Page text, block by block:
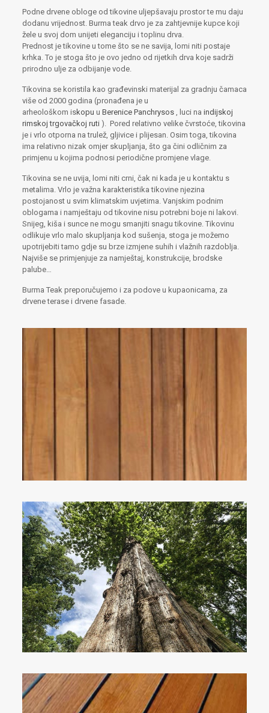
Podne drvene obloge od tikovine uljepšavaju prostor te mu daju
dodanu vrijednost. Burma teak drvo je za zahtjevnije kupce koji
žele u svoj dom unijeti eleganciju i toplinu drva.
Prednost je tikovine u tome što se ne savija, lomi niti postaje
krhka. To je stoga što je ovo jedno od rijetkih drva koje sadrži
prirodno ulje za odbijanje vode.
Tikovina se koristila kao građevinski materijal za gradnju čamaca
više od 2000 godina (pronađena je u
arheološkom iskopu u Berenice Panchrysos, luci na indijskoj
rimskoj trgovačkoj ruti). Pored relativno velike čvrstoće, tikovina
je i vrlo otporna na trulež, gljivice i plijesan. Osim toga, tikovina
ima relativno nizak omjer skupljanja, što ga čini odličnim za
primjenu u kojima podnosi periodične promjene vlage.
Tikovina se ne uvija, lomi niti crni, čak ni kada je u kontaktu s
metalima. Vrlo je važna karakteristika tikovine njezina
postojanost u svim klimatskim uvjetima. Vanjskim podnim
oblogama i namještaju od tikovine nisu potrebni boje ni lakovi.
Snijeg, kiša i sunce ne mogu smanjiti snagu tikovine. Tikovinu
odlikuje vrlo malo skupljanja kod sušenja, stoga je možemo
upotrijebiti tamo gdje su brze izmjene suhih i vlažnih razdoblja.
Najviše se primjenjuje za namještaj, konstrukcije, brodske
palube…
Burma Teak preporučujemo i za podove u kupaonicama, za
drvene terase i drvene fasade.